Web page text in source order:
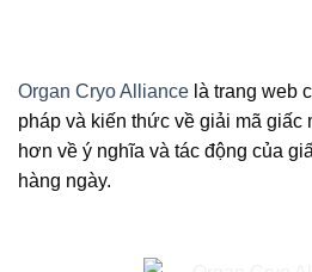
Organ Cryo Alliance là trang web
pháp và kiến thức về giải mã giấc
hơn về ý nghĩa và tác động của
hàng ngày.